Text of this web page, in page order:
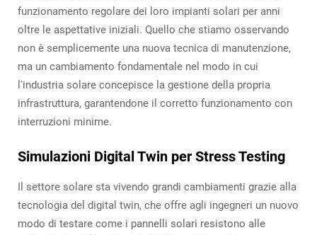
funzionamento regolare dei loro impianti solari per anni
oltre le aspettative iniziali. Quello che stiamo osservando
non è semplicemente una nuova tecnica di manutenzione,
ma un cambiamento fondamentale nel modo in cui
l'industria solare concepisce la gestione della propria
infrastruttura, garantendone il corretto funzionamento con
interruzioni minime.
Simulazioni Digital Twin per Stress Testing
Il settore solare sta vivendo grandi cambiamenti grazie alla
tecnologia del digital twin, che offre agli ingegneri un nuovo
modo di testare come i pannelli solari resistono alle